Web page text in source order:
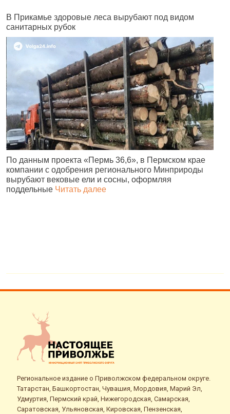
В Прикамье здоровые леса вырубают под видом
санитарных рубок
По данным проекта «Пермь 36,6», в Пермском крае
компании с одобрения регионального Минприроды
вырубают вековые ели и сосны, оформляя
поддельные Читать далее
Региональное издание о Приволжском федеральном округе.
Татарстан, Башкортостан, Чувашия, Мордовия, Марий Эл,
Удмуртия, Пермский край, Нижегородская, Самарская,
Саратовская, Ульяновская, Кировская, Пензенская,